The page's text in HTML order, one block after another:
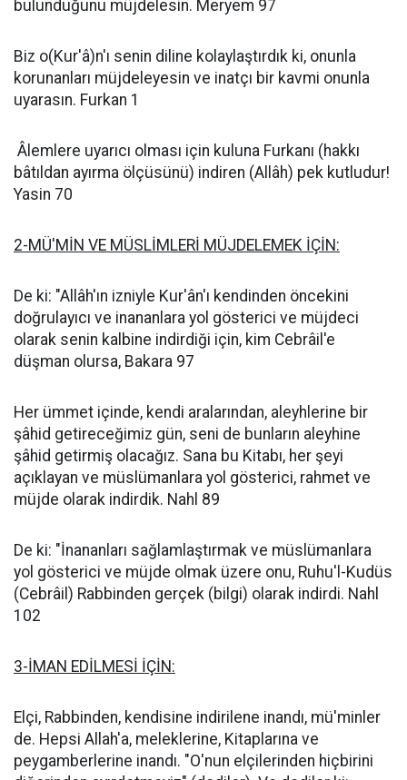
bulunduğunu müjdelesin. Meryem 97
Biz o(Kur'â)n'ı senin diline kolaylaştırdık ki, onunla
korunanları müjdeleyesin ve inatçı bir kavmi onunla
uyarasın. Furkan 1
Âlemlere uyarıcı olması için kuluna Furkanı (hakkı
bâtıldan ayırma ölçüsünü) indiren (Allâh) pek kutludur!
Yasin 70
2-MÜ'MİN VE MÜSLİMLERİ MÜJDELEMEK İÇİN:
De ki: "Allâh'ın izniyle Kur'ân'ı kendinden öncekini
doğrulayıcı ve inananlara yol gösterici ve müjdeci
olarak senin kalbine indirdiği için, kim Cebrâil'e
düşman olursa, Bakara 97
Her ümmet içinde, kendi aralarından, aleyhlerine bir
şâhid getireceğimiz gün, seni de bunların aleyhine
şâhid getirmiş olacağız. Sana bu Kitabı, her şeyi
açıklayan ve müslümanlara yol gösterici, rahmet ve
müjde olarak indirdik. Nahl 89
De ki: "İnananları sağlamlaştırmak ve müslümanlara
yol gösterici ve müjde olmak üzere onu, Ruhu'l-Kudüs
(Cebrâil) Rabbinden gerçek (bilgi) olarak indirdi. Nahl
102
3-İMAN EDİLMESİ İÇİN:
Elçi, Rabbinden, kendisine indirilene inandı, mü'minler
de. Hepsi Allah'a, meleklerine, Kitaplarına ve
peygamberlerine inandı. "O'nun elçilerinden hiçbirini